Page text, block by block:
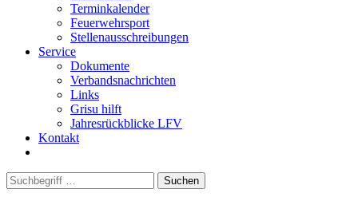
Terminkalender
Feuerwehrsport
Stellenausschreibungen
Service
Dokumente
Verbandsnachrichten
Links
Grisu hilft
Jahresrückblicke LFV
Kontakt
Suchen